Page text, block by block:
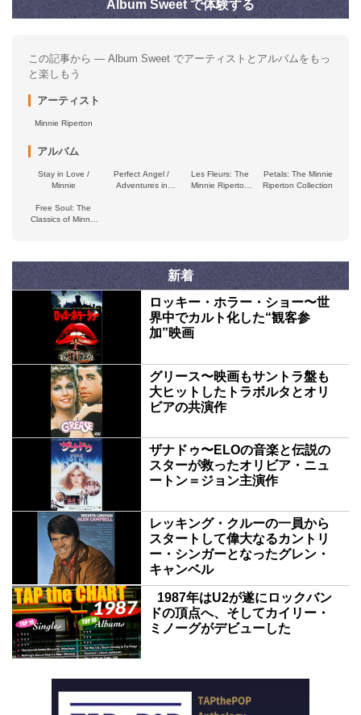
Album Sweet で体験する
この記事から — Album Sweet でアーティストとアルバムをもっ
と楽しもう
アーティスト
Minnie Riperton
アルバム
Stay in Love /
Minnie
Perfect Angel /
Adventures in
Les Fleurs: The
Minnie Riperton
Petals: The Minnie
Riperton Collection
Free Soul: The
Classics of Minnie
新着
ロッキー・ホラー・ショー〜世
界中でカルト化した“観客参
加”映画
グリース〜映画もサントラ盤も
大ヒットしたトラボルタとオリ
ビアの共演作
ザナドゥ〜ELOの音楽と伝説の
スターが救ったオリビア・ニュ
ートン＝ジョン主演作
レッキング・クルーの一員から
スタートして偉大なるカントリ
ー・シンガーとなったグレン・
キャンベル
1987年はU2が遂にロックバン
ドの頂点へ、そしてカイリー・
ミノーグがデビューした